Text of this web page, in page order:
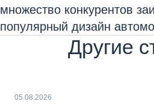
множество конкурентов
популярный дизайн
Другие
05.08.2026